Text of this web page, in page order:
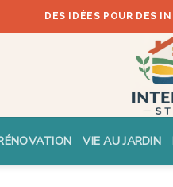
DES IDÉES POUR DES
VIE AU JARDIN